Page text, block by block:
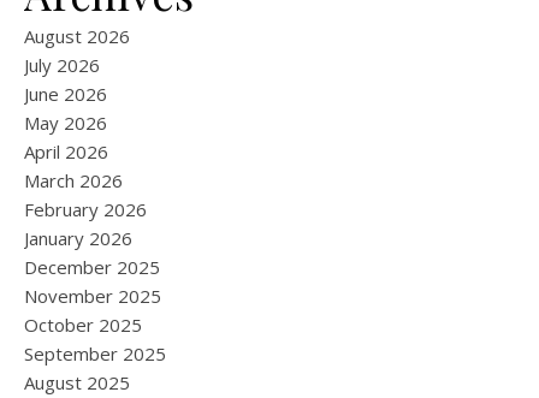
August 2026
July 2026
June 2026
May 2026
April 2026
March 2026
February 2026
January 2026
December 2025
November 2025
October 2025
September 2025
August 2025